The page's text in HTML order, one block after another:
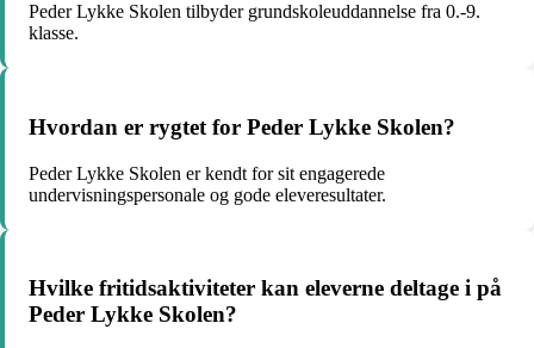
Peder Lykke Skolen tilbyder grundskoleuddannelse fra 0.-9.
klasse.
Hvordan er rygtet for Peder Lykke Skolen?
Peder Lykke Skolen er kendt for sit engagerede
undervisningspersonale og gode eleveresultater.
Hvilke fritidsaktiviteter kan eleverne deltage i på
Peder Lykke Skolen?